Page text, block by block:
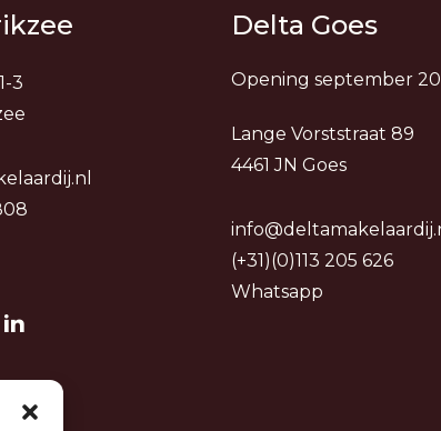
3
Delta Goes
Opening september
Lange Vorststraat 89
4461 JN Goes
(+31)(0)113 205 626
Whatsapp